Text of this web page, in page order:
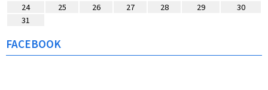
24
25 26 27 28 29
30
31
FACEBOOK